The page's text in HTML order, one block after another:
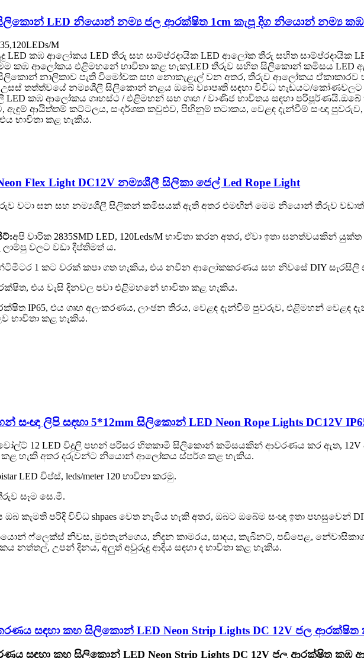
LED නියොන් නම්‍ය ජල ආරක්ෂිත 1cm කැපූ දිග නියොන් නම්‍ය
M
LED කඹ ආලෝකය LED ​​තීරු සහ සාම්ප්රදායික LED ආලෝක තීරු සහිත සාම්ප්රදායික
කඹ ආලෝකය එළිමහනේ භාවිතා කළ හැක;LED තීරුව සහිත සිලිකොන් කමිසය LED
නාලිකාව පැති විමෝචක සහ නොකැළැල් වන අතර, තීරුව ආලෝකය ඒකාකාරව
උසස් තත්ත්වයේ නම්‍යශීලී සිලිකොන් නළය ඔබේ ව්‍යාපෘති සඳහා විවිධ හැඩයට/කෝණවලට
LED කඹ ආලෝකය ගෘහස්ථ / එළිමහන් සහ ගෘහ / වාණිජ භාවිතය සඳහා
ඇඳුම් ආයිත්තම් කට්ටලය, සංදර්ශක කවුළුව, පිහිනුම් තටාකය, වෙළඳ දැන්වීම් සංඥා
භාවිතා කළ හැකිය.
Flex Light DC12V නම්‍යශීලී සිලිකා ජෙල් Led Rope Light
වටා ඝන සහ නම්‍යශීලී සිලිකන් කමිසයක් ඇති අතර එමඟින් මෙම නියොන් තීරුව
අපි වාරික 2835SMD LED, 120Leds/M භාවිතා කරන අතර, ඒවා ඉතා ඝනත්වයකින්
වලට වඩා දීප්තිමත් ය.
1 කට වරක් කපා ගත හැකිය, එය නවීන ආලෝකකරණය සහ නිවසේ DIY සැරසිලි
එය වැසි දිනවල පවා එළිමහනේ භාවිතා කළ හැකිය.
IP65, එය ගෘහ අලංකරණය, ලාංඡන තිරය, වෙළඳ දැන්වීම් පුවරුව, එළිමහන් වෙළඳ
භාවිතා කළ හැකිය.
ලිපි සඳහා 5*12mm සිලිකොන් LED Neon Rope Lights DC12V
12 LED විදුලි පහන් පරිසර හිතකාමී සිලිකොන් කමිසයකින් ආවරණය කර ඇත, 12V
කළ හැකි අතර දරුවන්ට නියොන් ආලෝකය ස්පර්ශ කළ හැකිය.
LED චිප්ස්, leds/meter 120 භාවිතා කරමු.
සෑම සෙ.මී.
ඔබ කැමති පරිදි විවිධ shpaes වෙත නැමිය හැකි අතර, ඔබට ඔබේම සංඥා ඉතා පහසුවෙන්
ෆ්ලෙක්ස් නිවස, මුළුතැන්ගෙය, නිදන කාමරය, සාදය, කැබිනට්, පඩිපෙළ,
නත්තල්, උපන් දිනය, අලුත් අවුරුදු ආදිය සඳහා ද භාවිතා කළ හැකිය.
සඳහා කහ සිලිකොන් LED Neon Strip Lights DC 12V ජල
සඳහා කහ සිලිකොන් LED Neon Strip Lights DC 12V ජල ආරක්ෂිත